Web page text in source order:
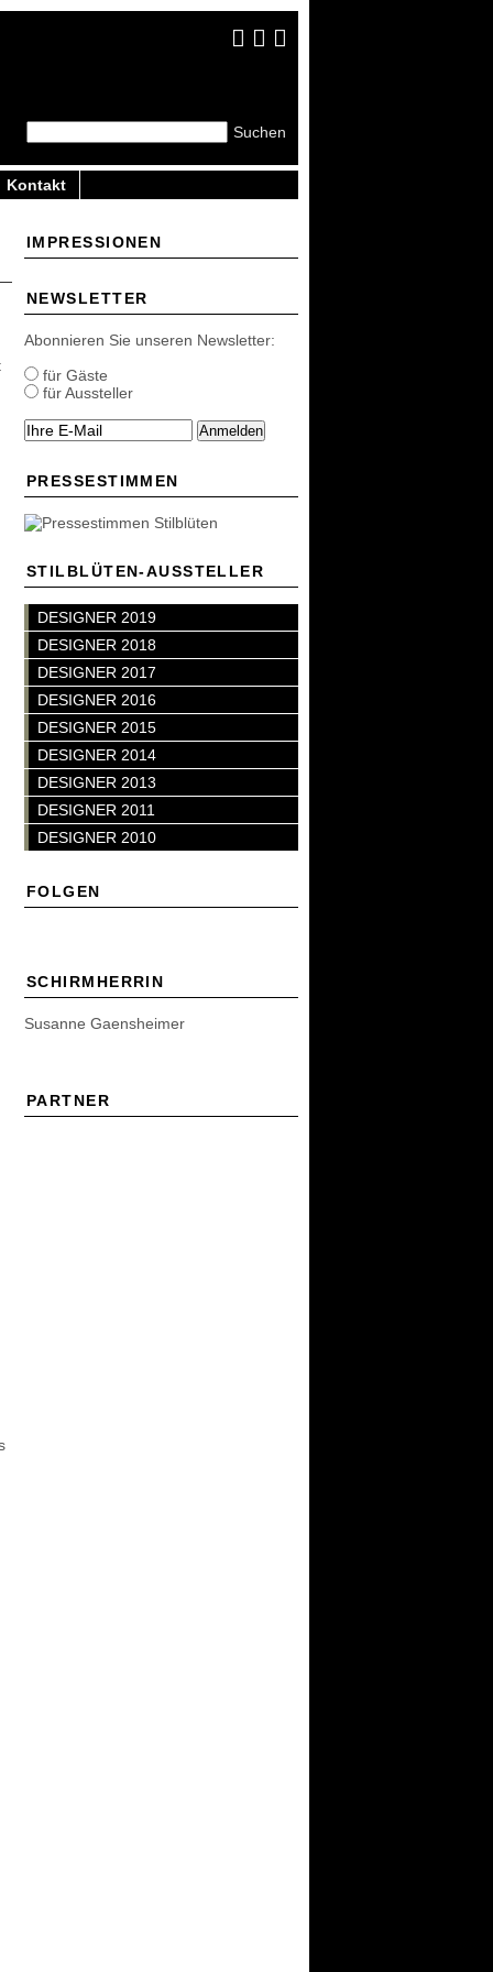
Kontakt
IMPRESSIONEN
NEWSLETTER
Abonnieren Sie unseren Newsletter:
für Gäste
für Aussteller
Anmelden
PRESSESTIMMEN
STILBLÜTEN-AUSSTELLER
DESIGNER 2019
DESIGNER 2018
DESIGNER 2017
DESIGNER 2016
DESIGNER 2015
DESIGNER 2014
DESIGNER 2013
DESIGNER 2011
DESIGNER 2010
FOLGEN
SCHIRMHERRIN
Susanne Gaensheimer
PARTNER